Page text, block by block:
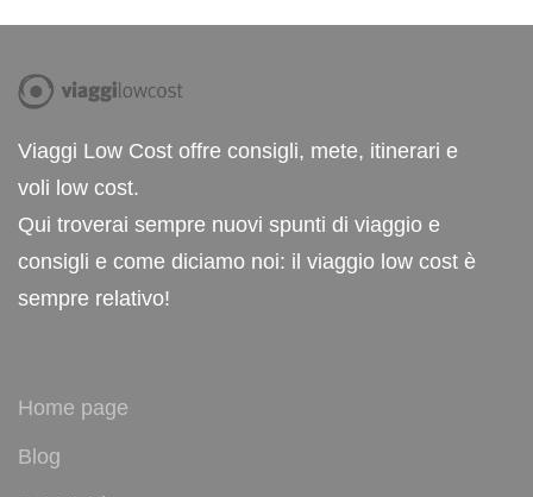
Viaggi Low Cost offre consigli, mete, itinerari e
voli low cost.
Qui troverai sempre nuovi spunti di viaggio e
consigli e come diciamo noi: il viaggio low cost è
sempre relativo!
Home page
Blog